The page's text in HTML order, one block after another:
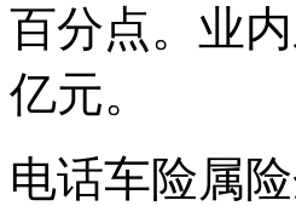
百分点。业
亿元。
电话车险属